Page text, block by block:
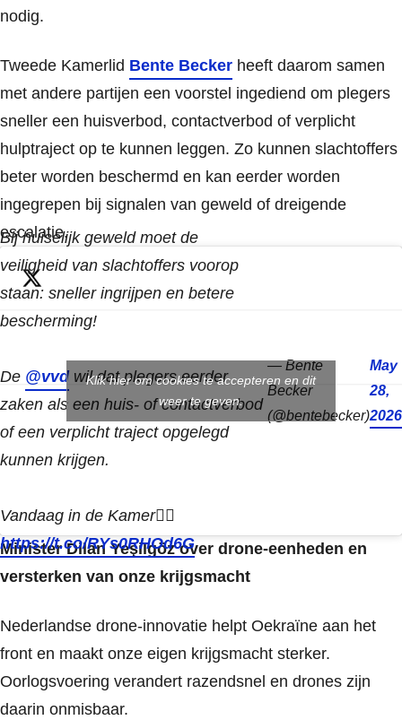
nodig.
Tweede Kamerlid Bente Becker heeft daarom samen
met andere partijen een voorstel ingediend om plegers
sneller een huisverbod, contactverbod of verplicht
hulptraject op te kunnen leggen. Zo kunnen slachtoffers
beter worden beschermd en kan eerder worden
ingegrepen bij signalen van geweld of dreigende
escalatie.
Bij huiselijk geweld moet de
veiligheid van slachtoffers voorop
staan: sneller ingrijpen en betere
bescherming!
De @vvdwil dat plegers eerder
zaken als een huis- of contactverbod
of een verplicht traject opgelegd
kunnen krijgen.
Vandaag in de Kamer👇🏼
https://t.co/RYs0RHOd6G
— Bente
Becker
(@bentebecker)
May
28,
2026
Klik hier om cookies te accepteren en dit
weer te geven.
Minister Dilan Yeşilgöz over drone-eenheden en
versterken van onze krijgsmacht
Nederlandse drone-innovatie helpt Oekraïne aan het
front en maakt onze eigen krijgsmacht sterker.
Oorlogsvoering verandert razendsnel en drones zijn
daarin onmisbaar.